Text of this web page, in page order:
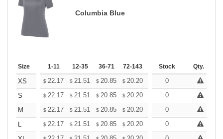
Columbia Blue
Size 1-11 12-35 36-71 72-143 144-287 288 + More
Stock Qty.
XS $ 22.17 $ 21.51 $ 20.85 $ 20.20 19.54
0
S
$ 22.17 $ 21.51 $ 20.85 $ 20.20 19.54
0
M
$ 22.17 $ 21.51 $ 20.85 $ 20.20 19.54
0
L
$ 22.17 $ 21.51 $ 20.85 $ 20.20 19.54
0